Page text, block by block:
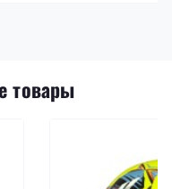
товары